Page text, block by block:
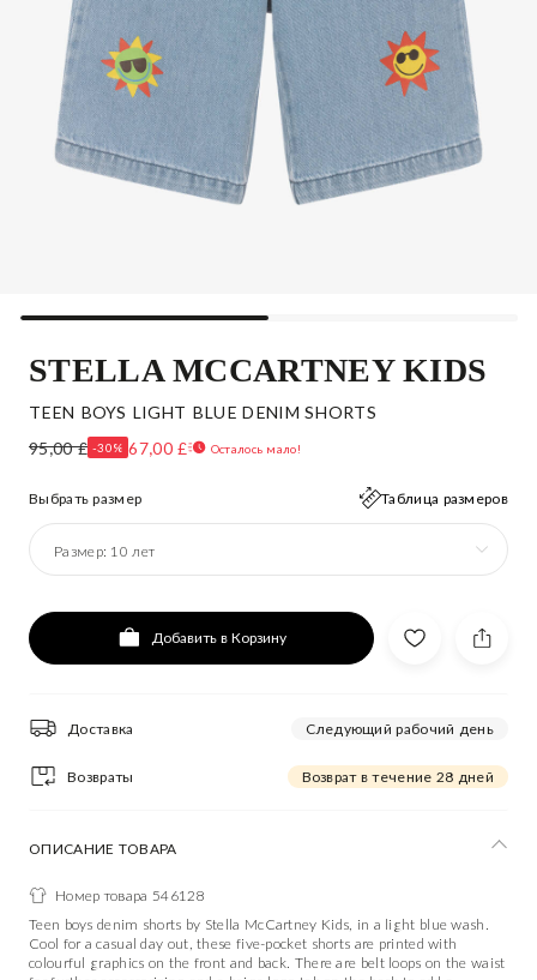
STELLA MCCARTNEY KIDS
TEEN BOYS LIGHT BLUE DENIM SHORTS
95,00 £ -30% 67,00 £ Осталось мало!
Выбрать размер Таблица размеров
Размер: 10 лет
Добавить в Корзину
Доставка Следующий рабочий день
Возвраты Возврат в течение 28 дней
ОПИСАНИЕ ТОВАРА
Номер товара 546128
Teen boys denim shorts by Stella McCartney Kids, in a light blue wash.
Cool for a casual day out, these five-pocket shorts are printed with
colourful graphics on the front and back. There are belt loops on the waist